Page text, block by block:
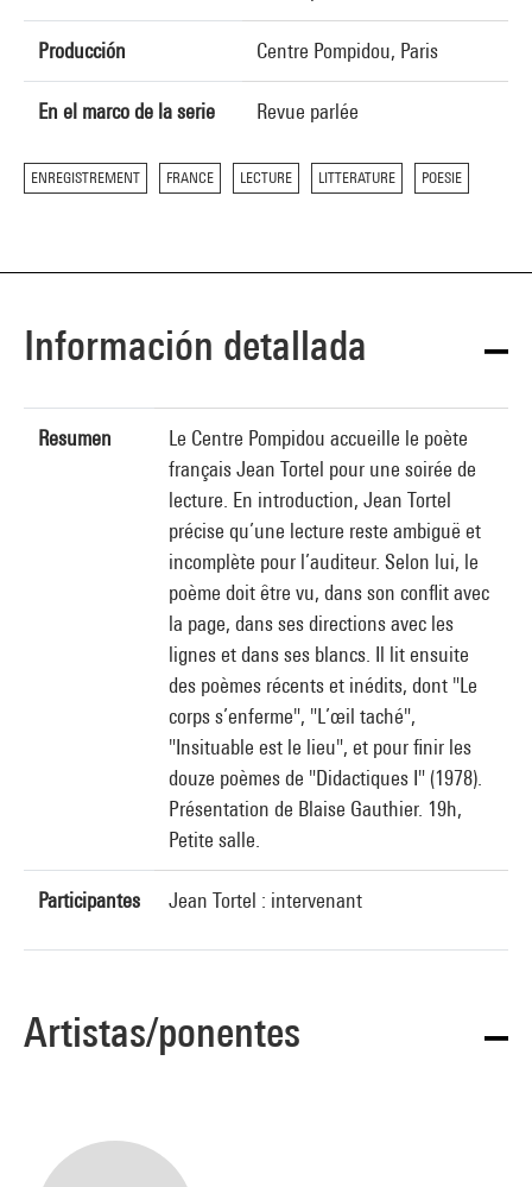
Producción Centre Pompidou, Paris
En el marco de la serie Revue parlée
ENREGISTREMENT FRANCE LECTURE LITTERATURE POESIE
Información detallada
Resumen
Le Centre Pompidou accueille le poète
français Jean Tortel pour une soirée de
lecture. En introduction, Jean Tortel
précise qu’une lecture reste ambiguë et
incomplète pour l’auditeur. Selon lui, le
poème doit être vu, dans son conflit avec
la page, dans ses directions avec les
lignes et dans ses blancs. Il lit ensuite
des poèmes récents et inédits, dont "Le
corps s’enferme", "L’œil taché",
"Insituable est le lieu", et pour finir les
douze poèmes de "Didactiques I" (1978).
Présentation de Blaise Gauthier. 19h,
Petite salle.
Participantes Jean Tortel : intervenant
Artistas/ponentes